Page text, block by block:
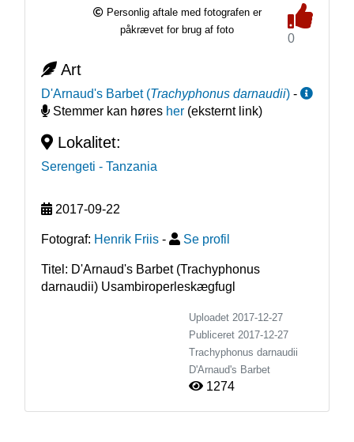
Personlig aftale med fotografen er
påkrævet for brug af foto
0
Art
D'Arnaud's Barbet (Trachyphonus darnaudii) -
Stemmer kan høres her(eksternt link)
Lokalitet:
Serengeti - Tanzania
2017-09-22
Fotograf: Henrik Friis - Se profil
Titel: D'Arnaud's Barbet (Trachyphonus
darnaudii) Usambiroperleskægfugl
Uploadet 2017-12-27
Publiceret 2017-12-27
Trachyphonus darnaudii
D'Arnaud's Barbet
1274